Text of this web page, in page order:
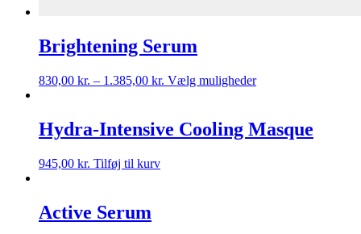
Brightening Serum
830,00 kr. – 1.385,00 kr. Vælg muligheder
Hydra-Intensive Cooling Masque
945,00 kr. Tilføj til kurv
Active Serum